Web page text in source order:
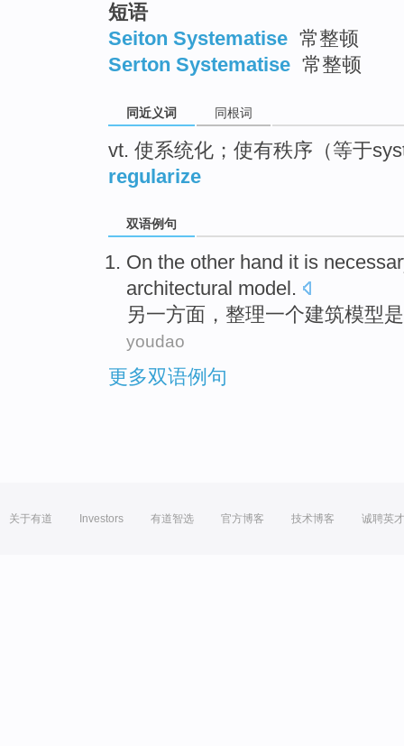
短语
Seiton Systematise 常整顿
Serton Systematise 常整顿
同近义词 同根词
vt. 使系统化；使有秩序（等于
regularize
双语例句
On the other hand it is
architectural model.
另一方面， 整理一个建筑模型是
youdao
更多双语例句
关于有道 Investors 有道智选 官方博客 技术博客 诚聘英才